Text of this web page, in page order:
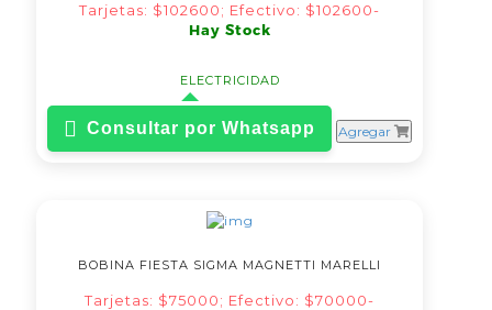
Tarjetas: $102600; Efectivo: $102600-
Hay Stock
ELECTRICIDAD
Consultar por Whatsapp Agregar
BOBINA FIESTA SIGMA MAGNETTI MARELLI
Tarjetas: $75000; Efectivo: $70000-